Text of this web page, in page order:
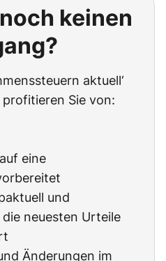
keinen
aktuell‘
profitieren Sie von:
eine
und
neuesten Urteile
Änderungen im